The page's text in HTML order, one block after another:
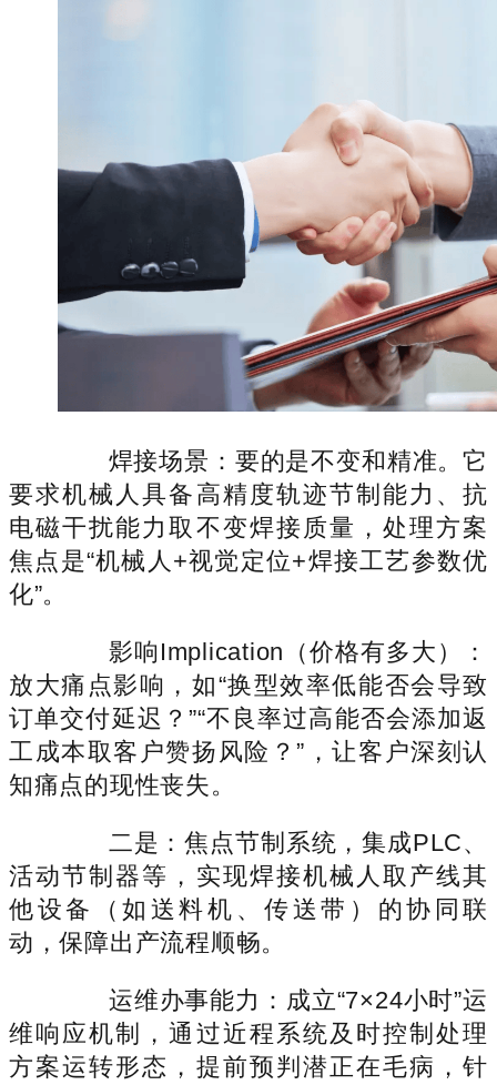
焊接场景：要的是不变和精准。它
要求机械人具备高精度轨迹节制能力、抗
电磁干扰能力取不变焊接质量，处理方案
焦点是“机械人+视觉定位+焊接工艺参数优
化”。
影响Implication（价格有多大）：
放大痛点影响，如“换型效率低能否会导致
订单交付延迟？”“不良率过高能否会添加返
工成本取客户赞扬风险？”，让客户深刻认
知痛点的现性丧失。
二是：焦点节制系统，集成PLC、
活动节制器等，实现焊接机械人取产线其
他设备（如送料机、传送带）的协同联
动，保障出产流程顺畅。
运维办事能力：成立“7×24小时”运
维响应机制，通过近程系统及时控制处理
方案运转形态，提前预判潜正在毛病，针